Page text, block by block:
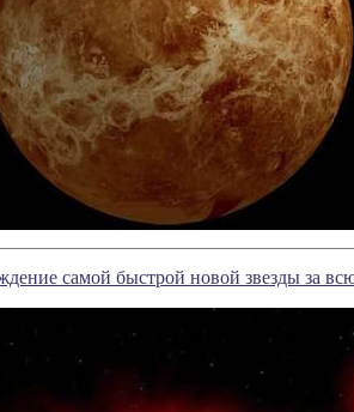
самой быстрой новой звезды за